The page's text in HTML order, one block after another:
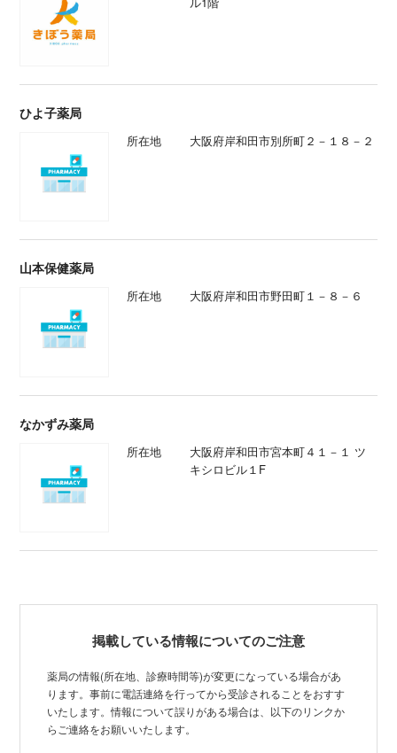
ひよ子薬局
所在地 大阪府岸和田市別所町２－１８－２
山本保健薬局
所在地 大阪府岸和田市野田町１－８－６
なかずみ薬局
所在地
大阪府岸和田市宮本町４１－１ ツ
キシロビル１F
掲載している情報についてのご注意
薬局の情報(所在地、診療時間等)が変更になっている場合があ
ります。事前に電話連絡を行ってから受診されることをおすす
いたします。情報について誤りがある場合は、以下のリンクか
らご連絡をお願いいたします。